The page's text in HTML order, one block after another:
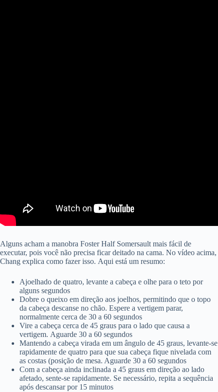
Alguns acham a manobra Foster Half Somersault mais fácil de
executar, pois você não precisa ficar deitado na cama. No vídeo acima,
Chang explica como fazer isso. Aqui está um resumo:
Ajoelhado de quatro, levante a cabeça e olhe para o teto por
alguns segundos
Dobre o queixo em direção aos joelhos, permitindo que o topo
da cabeça descanse no chão. Espere a vertigem parar,
normalmente cerca de 30 a 60 segundos
Vire a cabeça cerca de 45 graus para o lado que causa a
vertigem. Aguarde 30 a 60 segundos
Mantendo a cabeça virada em um ângulo de 45 graus, levante-se
rapidamente de quatro para que sua cabeça fique nivelada com
as costas (posição de mesa. Aguarde 30 a 60 segundos
Com a cabeça ainda inclinada a 45 graus em direção ao lado
afetado, sente-se rapidamente. Se necessário, repita a sequência
após descansar por 15 minutos